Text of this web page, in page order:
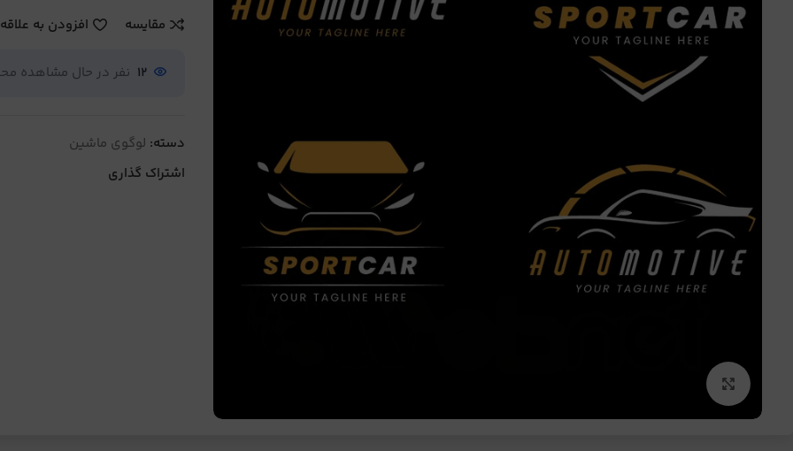
مقایسه
افزودن به
12 نفر در حال مشاهده
دسته: لوگوی ماشین
اشتراک گذاری